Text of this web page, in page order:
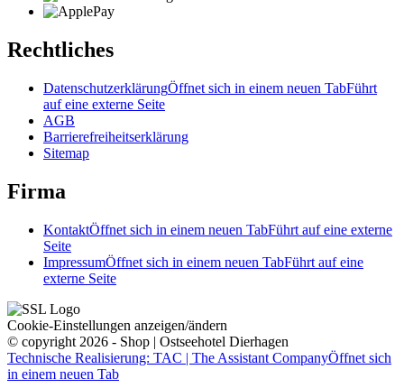
Rechtliches
DatenschutzerklärungÖffnet sich in einem neuen TabFührt
auf eine externe Seite
AGB
Barrierefreiheitserklärung
Sitemap
Firma
KontaktÖffnet sich in einem neuen TabFührt auf eine externe
Seite
ImpressumÖffnet sich in einem neuen TabFührt auf eine
externe Seite
Cookie-Einstellungen anzeigen/ändern
© copyright 2026 - Shop | Ostseehotel Dierhagen
Technische Realisierung: TAC | The Assistant CompanyÖffnet sich
in einem neuen Tab